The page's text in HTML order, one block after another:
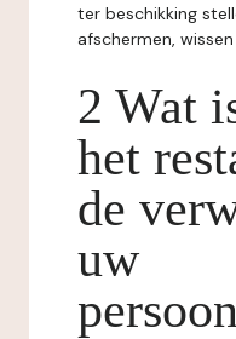
ter beschikking
afschermen,
2 Wat
het
de
uw